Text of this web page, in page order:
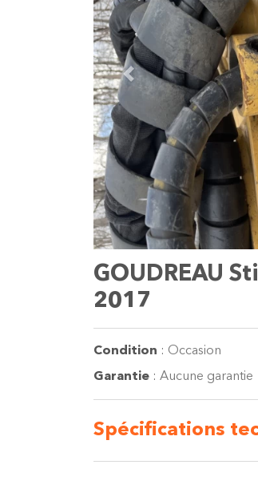
Previous
GOUDREAU
2017
Condition : Occasion
Garantie : Aucune garantie
Spécifications